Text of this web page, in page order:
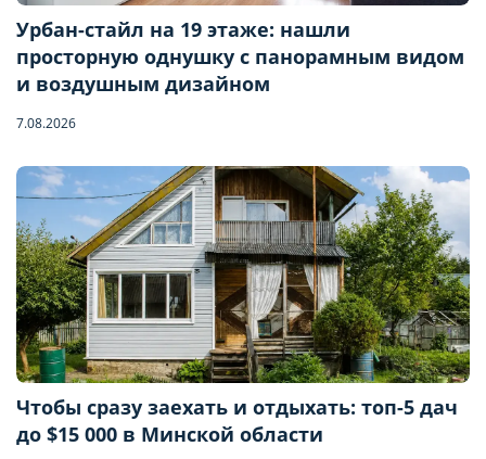
Урбан-стайл на 19 этаже: нашли
просторную однушку с панорамным видом
и воздушным дизайном
7.08.2026
Чтобы сразу заехать и отдыхать: топ-5 дач
до $15 000 в Минской области